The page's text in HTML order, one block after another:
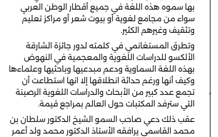
بها سموه هذه اللغة في جميع أقطار الوطن العربي
سواء من مجامع لغوية أو بيوت شعر أو مراكز تعليم
وتثقيف وغيرهم الكثير.
وتطرق المستغانمي في كلمته لدور جائزة الشارقة
الألكسو للدراسات اللغوية والمعجمية في النهوض
بهذه اللغة السماوية ودعم مبدعيها وباحثيها وعلماءها
وكيف أنها ورغم حداثة انطلاقها إلا انها استطاعت أن
تجمع عدد كبير من الأبحاث والدراسات اللغوية الرصينة
التي سترفد المكتبات حول العالم بمراجع قيمة.
عقب ذلك دعي صاحب السمو الشيخ الدكتور سلطان بن
محمد القاسمي يرافقه الأستاذ الدكتور محمد ولد أعمر